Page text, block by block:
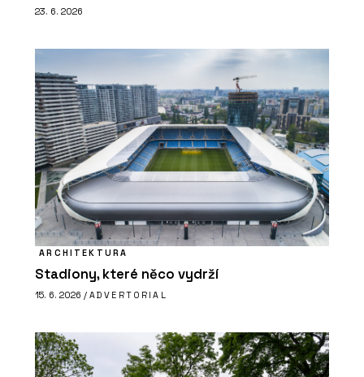
23. 6. 2026
ARCHITEKTURA
Stadiony, které něco vydrží
15. 6. 2026 / ADVERTORIAL